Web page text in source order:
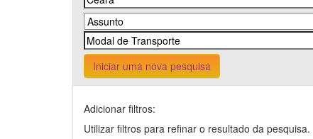
Iniciar uma nova pesquisa
Adicionar filtros:
Utilizar filtros para refinar o resultado da pesquisa.